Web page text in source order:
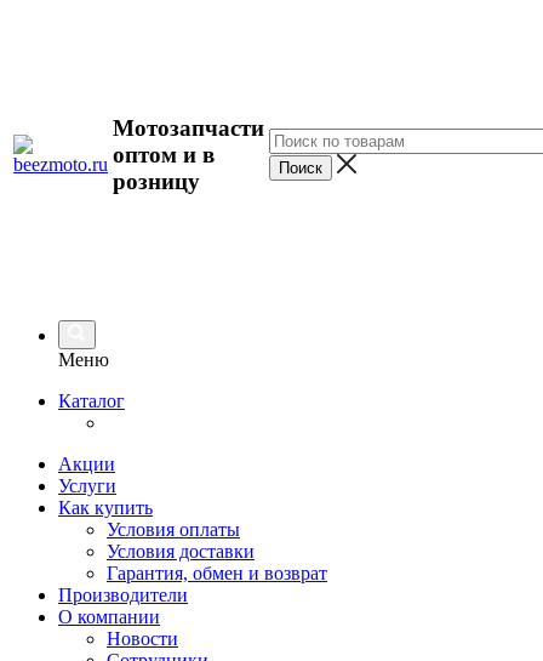
Мотозапчасти
оптом и в
розницу
Меню
Каталог
Акции
Услуги
Как купить
Условия оплаты
Условия доставки
Гарантия, обмен и возврат
Производители
О компании
Новости